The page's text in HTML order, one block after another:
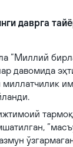
даврга
“Миллий
давомида
миллатчилик